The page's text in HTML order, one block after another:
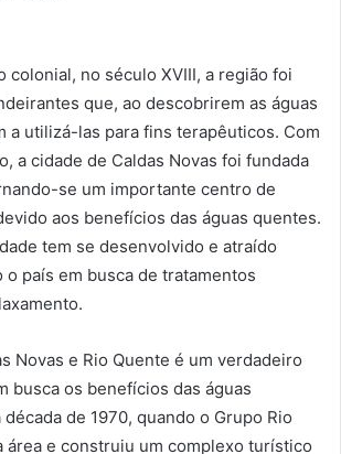
colonial, no século XVIII, a região foi
que, ao descobrirem as águas
a utilizá-las para fins terapêuticos. Com
a cidade de Caldas Novas foi fundada
se um importante centro de
aos benefícios das águas quentes.
tem se desenvolvido e atraído
país em busca de tratamentos
Novas e Rio Quente é um verdadeiro
busca os benefícios das águas
de 1970, quando o Grupo Rio
área e construiu um complexo turístico